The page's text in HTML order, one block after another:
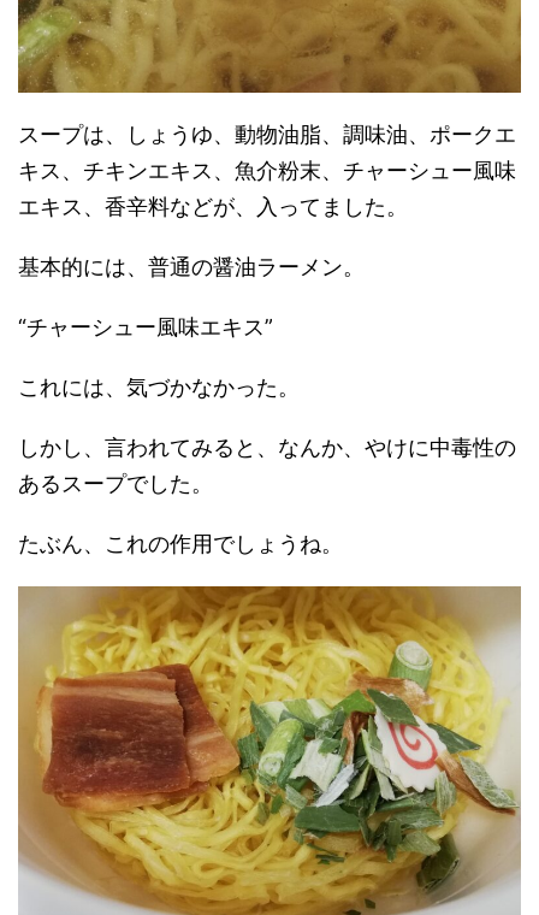
スープは、しょうゆ、動物油脂、調味油、ポークエ
キス、チキンエキス、魚介粉末、チャーシュー風味
エキス、香辛料などが、入ってました。
基本的には、普通の醤油ラーメン。
“チャーシュー風味エキス”
これには、気づかなかった。
しかし、言われてみると、なんか、やけに中毒性の
あるスープでした。
たぶん、これの作用でしょうね。